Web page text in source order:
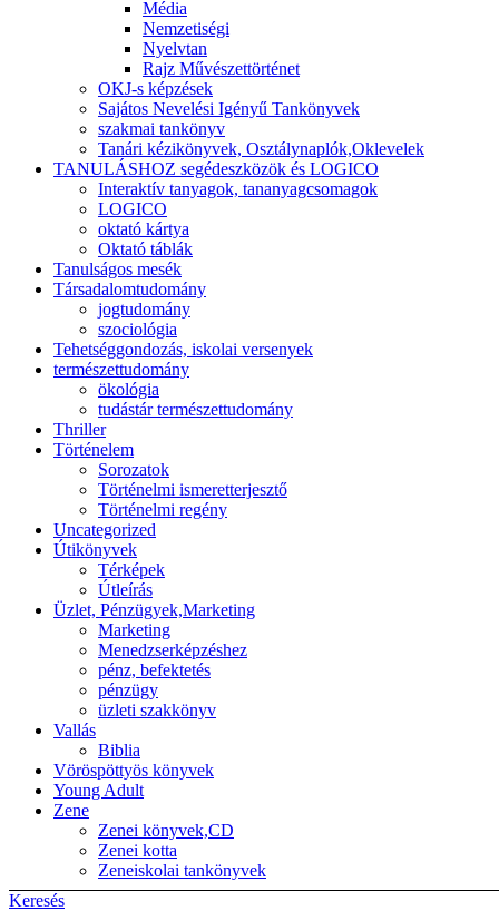
Keresés
Média
Nemzetiségi
Nyelvtan
Rajz Művészettörténet
OKJ-s képzések
Sajátos Nevelési Igényű Tankönyvek
szakmai tankönyv
Tanári kézikönyvek, Osztálynaplók,Oklevelek
TANULÁSHOZ segédeszközök és LOGICO
Interaktív tanyagok, tananyagcsomagok
LOGICO
oktató kártya
Oktató táblák
Tanulságos mesék
Társadalomtudomány
jogtudomány
szociológia
Tehetséggondozás, iskolai versenyek
természettudomány
ökológia
tudástár természettudomány
Thriller
Történelem
Sorozatok
Történelmi ismeretterjesztő
Történelmi regény
Uncategorized
Útikönyvek
Térképek
Útleírás
Üzlet, Pénzügyek,Marketing
Marketing
Menedzserképzéshez
pénz, befektetés
pénzügy
üzleti szakkönyv
Vallás
Biblia
Vöröspöttyös könyvek
Young Adult
Zene
Zenei könyvek,CD
Zenei kotta
Zeneiskolai tankönyvek